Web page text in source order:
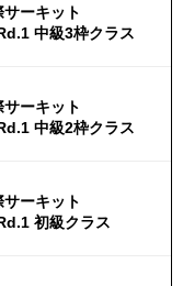
ーキット
中級3枠クラス
ーキット
中級2枠クラス
ーキット
初級クラス